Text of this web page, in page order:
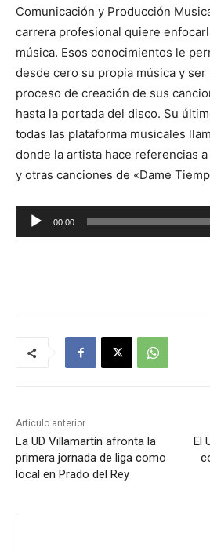
Comunicación y Producción
carrera profesional quiere
música. Esos conocimientos le
desde cero su propia música y
proceso de creación de sus
hasta la portada del disco. Su
todas las plataforma musicales
donde la artista hace referencias
y otras canciones de «Dame
e
r
d
e
a
00:00
Artículo anterior
La UD Villamartín afronta la
primera jornada de liga como
local en Prado del Rey
El